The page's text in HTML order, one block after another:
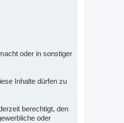
oder in sonstiger
Inhalte dürfen zu
berechtigt, den
oder